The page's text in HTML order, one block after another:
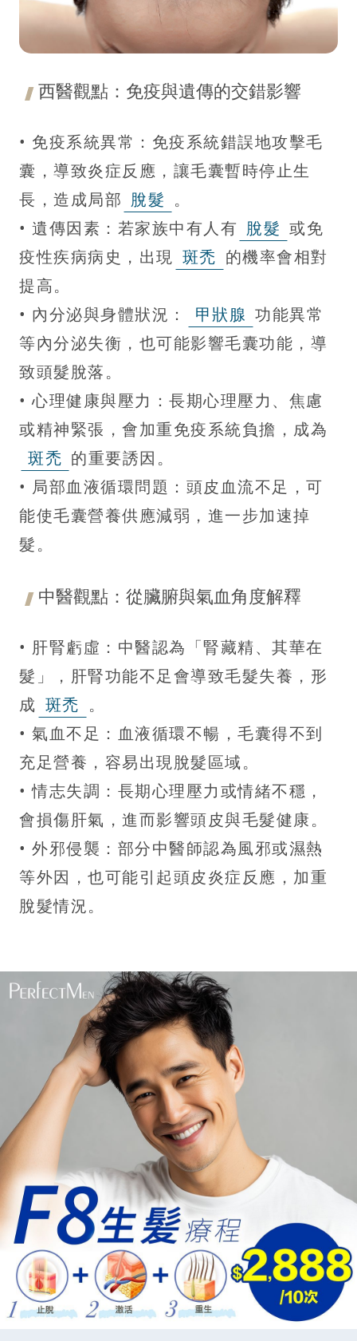
西醫觀點：免疫與遺傳的交錯影響
• 免疫系統異常：免疫系統錯誤地攻擊毛
囊，導致炎症反應，讓毛囊暫時停止生
長，造成局部 脫髮 。
• 遺傳因素：若家族中有人有 脫髮 或免
疫性疾病病史，出現 斑禿 的機率會相對
提高。
• 內分泌與身體狀況：
甲狀腺 功能異常
等內分泌失衡，也可能影響毛囊功能，導
致頭髮脫落。
• 心理健康與壓力：長期心理壓力、焦慮
或精神緊張，會加重免疫系統負擔，成為
斑禿 的重要誘因。
• 局部血液循環問題：頭皮血流不足，可
能使毛囊營養供應減弱，進一步加速掉
髮。
中醫觀點：從臟腑與氣血角度解釋
• 肝腎虧虛：中醫認為「腎藏精、其華在
髮」，肝腎功能不足會導致毛髮失養，形
成 斑禿 。
• 氣血不足：血液循環不暢，毛囊得不到
充足營養，容易出現脫髮區域。
• 情志失調：長期心理壓力或情緒不穩，
會損傷肝氣，進而影響頭皮與毛髮健康。
• 外邪侵襲：部分中醫師認為風邪或濕熱
等外因，也可能引起頭皮炎症反應，加重
脫髮情況。